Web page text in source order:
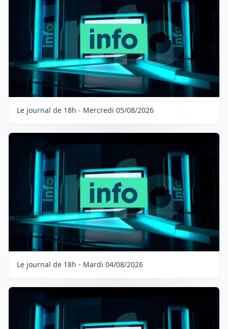
Le journal de 18h - Mercredi 05/08/2026
Le journal de 18h - Mardi 04/08/2026